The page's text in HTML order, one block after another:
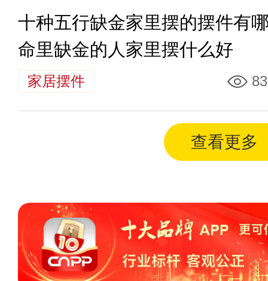
十种五行缺金家里摆的摆件有
命里缺金的人家里摆什么好
家居摆件
查看更多